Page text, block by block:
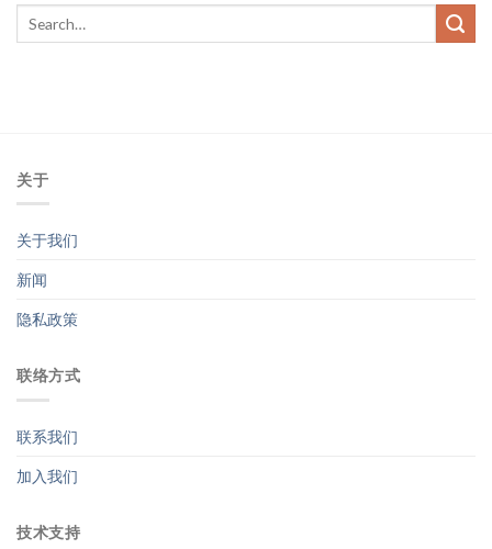
关于
关于我们
新闻
隐私政策
联络方式
联系我们
加入我们
技术支持